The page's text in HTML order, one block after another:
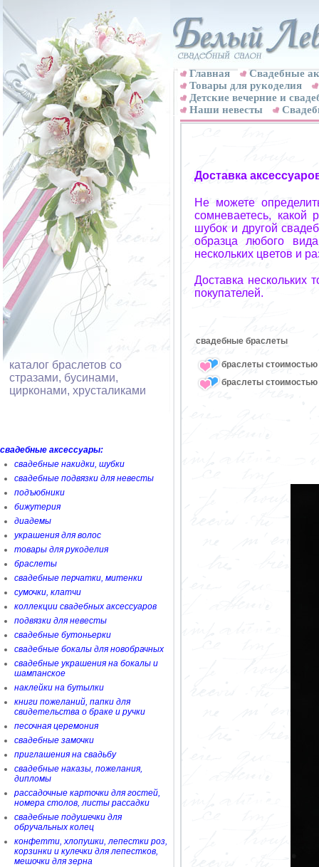
каталог браслетов со
стразами, бусинами,
цирконами, хрусталиками
свадебные аксессуары:
свадебные накидки, шубки
свадебные подвязки для невесты
подъюбники
бижутерия
диадемы
украшения для волос
товары для рукоделия
браслеты
свадебные перчатки, митенки
сумочки, клатчи
коллекции свадебных аксессуаров
подвязки для невесты
свадебные бутоньерки
свадебные бокалы для новобрачных
свадебные украшения на бокалы и
шампанское
наклейки на бутылки
книги пожеланий, папки для
свидетельства о браке и ручки
песочная церемония
свадебные замочки
приглашения на свадьбу
свадебные наказы, пожелания,
дипломы
рассадочные карточки для гостей,
номера столов, листы рассадки
свадебные подушечки для
обручальных колец
конфетти, хлопушки, лепестки роз,
корзинки и кулечки для лепестков,
мешочки для зерна
Главная
Свадебные
Товары для рукоделия
Детские вечерние и
Наши невесты
Доставка
Не можете
сомневаетесь, какой
шубок и другой
образца любого
нескольких цветов и
Доставка нескольких
покупателей.
свадебные браслеты
браслеты
браслеты стоимостью